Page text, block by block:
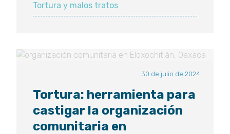
Tortura y malos tratos
30 de julio de 2024
Tortura: herramienta para
castigar la organización
comunitaria en